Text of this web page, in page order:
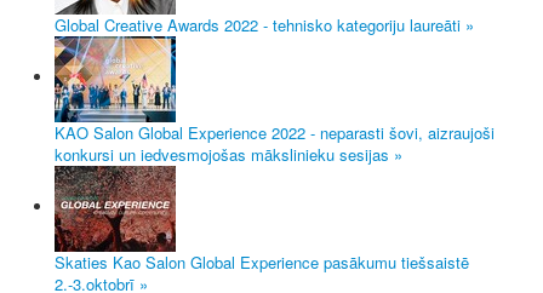
Global Creative Awards 2022 - tehnisko kategoriju laureāti »
KAO Salon Global Experience 2022 - neparasti šovi, aizraujoši
konkursi un iedvesmojošas mākslinieku sesijas »
Skaties Kao Salon Global Experience pasākumu tiešsaistē
2.-3.oktobrī »